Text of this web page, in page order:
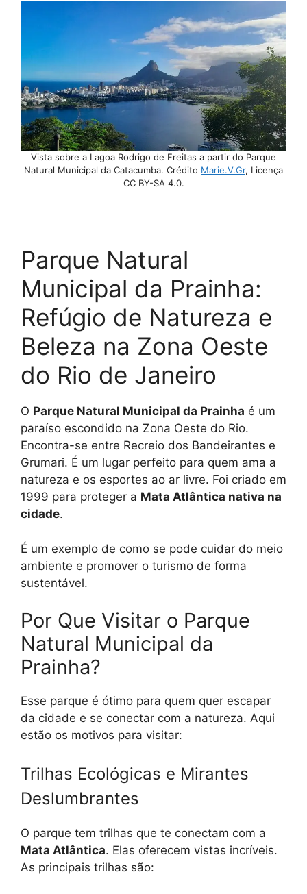
Vista sobre a Lagoa Rodrigo de Freitas a partir do Parque
Natural Municipal da Catacumba. Crédito Marie.V.Gr, Licença
CC BY-SA 4.0.
Parque Natural
Municipal da Prainha:
Refúgio de Natureza e
Beleza na Zona Oeste
do Rio de Janeiro
O Parque Natural Municipal da Prainha é um
paraíso escondido na Zona Oeste do Rio.
Encontra-se entre Recreio dos Bandeirantes e
Grumari. É um lugar perfeito para quem ama a
natureza e os esportes ao ar livre. Foi criado em
1999 para proteger a Mata Atlântica nativa na
cidade.
É um exemplo de como se pode cuidar do meio
ambiente e promover o turismo de forma
sustentável.
Por Que Visitar o Parque
Natural Municipal da
Prainha?
Esse parque é ótimo para quem quer escapar
da cidade e se conectar com a natureza. Aqui
estão os motivos para visitar:
Trilhas Ecológicas e Mirantes
Deslumbrantes
O parque tem trilhas que te conectam com a
Mata Atlântica. Elas oferecem vistas incríveis.
As principais trilhas são: